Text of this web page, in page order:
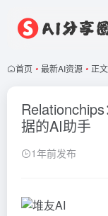
首页 • 最新AI资源 • 正文
据的AI助手
1年前发布